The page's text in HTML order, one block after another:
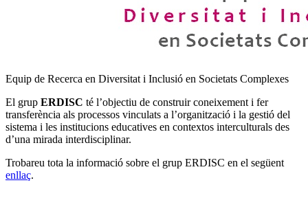
Equip de Recerca en Diversitat i Inclusió en Societats Complexes
El grup ERDISC té l’objectiu de construir coneixement i fer
transferència als processos vinculats a l’organització i la gestió del
sistema i les institucions educatives en contextos interculturals des
d’una mirada interdisciplinar.
Trobareu tota la informació sobre el grup ERDISC en el següent
enllaç.